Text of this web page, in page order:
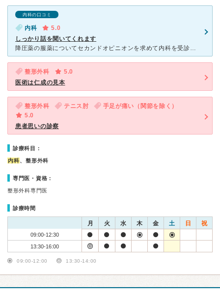
内科の口コミ
内科
5.0
しっかり話を聞いてくれます
降圧薬の服薬についてセカンドオピニオンを求めて内科を受診しました。来院者が多くいましたが、一人一人の診察にしっかり時間を割いて対応してくれていました。わかりにくかったであろう私の説明にもしっかり耳を傾
整形外科
5.0
医術は仁成の見本
整形外科 テニス肘
手足が痛い（関節を除く）
5.0
患者思いの診察
診療科目：
内科、整形外科
専門医・資格：
整形外科専門医
診療時間
月 火 水 木 金 土 日 祝
09:00-12:30
13:30-16:00
09:00-12:00 13:30-14:00